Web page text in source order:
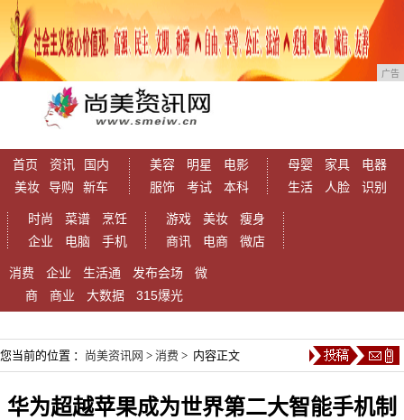
广告
首页 资讯
国内
美妆
导购 新车
美容 明星
电影
服饰
考试 本科
母婴 家具
电器
生活
人脸 识别
时尚 菜谱
烹饪
企业
电脑 手机
游戏 美妆
瘦身
商讯
电商 微店
消费 企业 生活通 发布会场
微
商
商业 大数据 315爆光
您当前的位置 ： 尚美资讯网 > 消费 > 内容正文
华为超越苹果成为世界第二大智能手机制